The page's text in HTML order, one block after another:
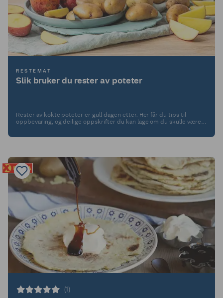
RESTEMAT
Slik bruker du rester av poteter
Rester av kokte poteter er gull dagen etter. Her får du tips til
oppbevaring, og deilige oppskrifter du kan lage om du skulle være
(1)